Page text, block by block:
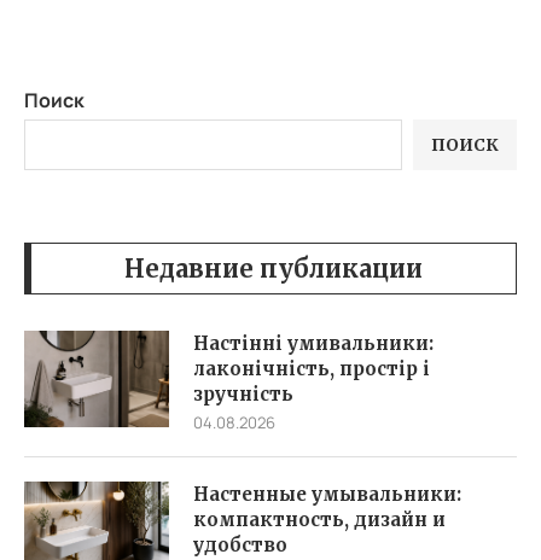
Поиск
ПОИСК
Недавние публикации
Настінні умивальники:
лаконічність, простір і
зручність
04.08.2026
Настенные умывальники:
компактность, дизайн и
удобство